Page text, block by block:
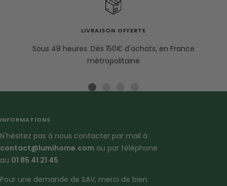
LIVRAISON OFFERTE
Sous 48 heures. Dès 150€ d'achats, en France
métropolitaine
AllerAllerAllerAller
INFORMATIONS
N'hésitez pas à nous contacter par mail à
contact@lumihome.com ou par téléphone
au 01 85 41 21 45
Pour une demande de SAV, merci de bien